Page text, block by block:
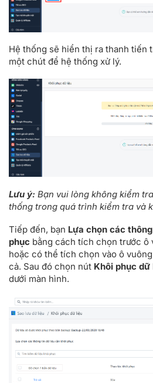
Hệ thống sẽ hiển thị ra thanh tiến
một chút để hệ thống xử lý.
Lưu ý: Bạn vui lòng không kiểm
thống trong quá trình kiểm tra và
Tiếp đến, bạn Lựa chọn các
phục bằng cách tích chọn trước ô
hoặc có thể tích chọn vào ô
cả. Sau đó chọn nút Khôi phục dữ
dưới màn hình.